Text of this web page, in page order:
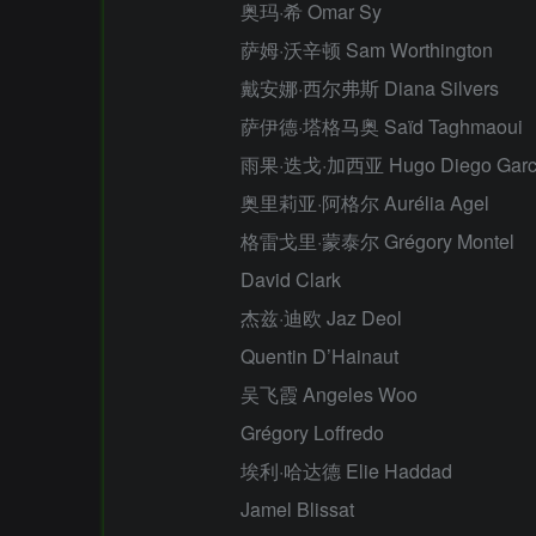
奥玛·希 Omar Sy
萨姆·沃辛顿 Sam Worthington
戴安娜·西尔弗斯 Diana Silvers
萨伊德·塔格马奥 Saïd Taghmaoui
雨果·迭戈·加西亚 Hugo Diego
奥里莉亚·阿格尔 Aurélia Agel
格雷戈里·蒙泰尔 Grégory Montel
David Clark
杰兹·迪欧 Jaz Deol
Quentin D’Hainaut
吴飞霞 Angeles Woo
Grégory Loffredo
埃利·哈达德 Elie Haddad
Jamel Blissat